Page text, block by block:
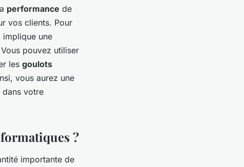
performance de
vos clients. Pour
implique une
pouvez utiliser
les goulots
vous aurez une
dans votre
?
importante de